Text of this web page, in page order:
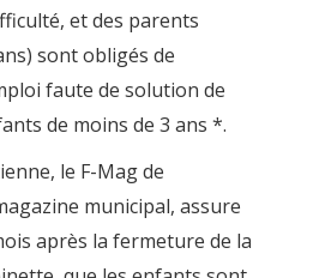
et des parents
sont obligés de
faute de solution de
de moins de 3 ans *.
le F-Mag de
municipal, assure
après la fermeture de la